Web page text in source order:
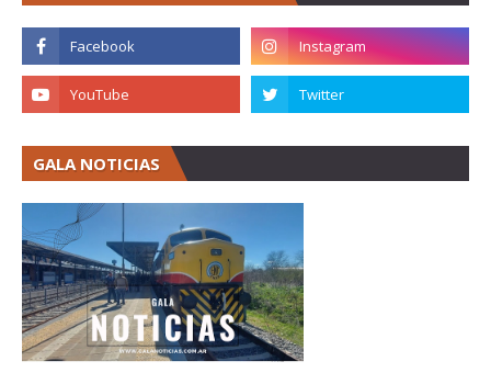
GALA NOTICIAS